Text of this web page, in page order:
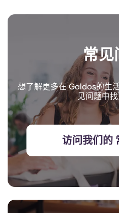
常见
想了解更多在 Galdos的生
见问题中找
访问我们的